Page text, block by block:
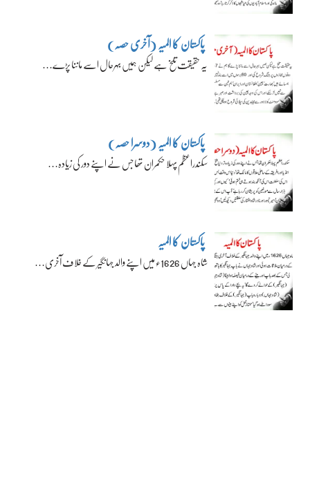
پاکستان کا المیہ (آخری حصہ)
یہ حقیقت تلخ ہے لیکن ہمیں بہرحال اسے ماننا پڑے…
پاکستان کا المیہ (دوسرا حصہ)
سکندراعظم پہلا حکمران تھا جس نے اپنے دور کی زیادہ…
پاکستان کا المیہ
شاہ جہاں 1626ء میں اپنے والد جہانگیر کے خلاف آخری…